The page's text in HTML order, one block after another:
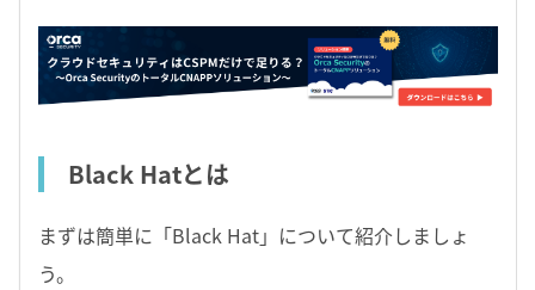
Black Hatとは
まずは簡単に「Black Hat」について紹介しましょ
う。